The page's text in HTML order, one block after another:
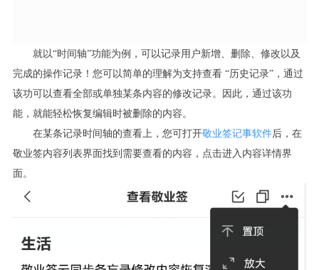
就以“时间轴”功能为例，可以记录用户新增、删除、修改以及
完成的操作记录！您可以简单的理解为支持查看 “历史记录”，通过
该功可以查看全部或单独某条内容的修改记录。因此，通过该功
能，就能轻松恢复编辑时被删除的内容。
在某条记录时间轴的查看上，您可打开敬业签记事软件后，在
敬业签内容列表界面找到需要查看的内容，点击进入内容详情界
面。